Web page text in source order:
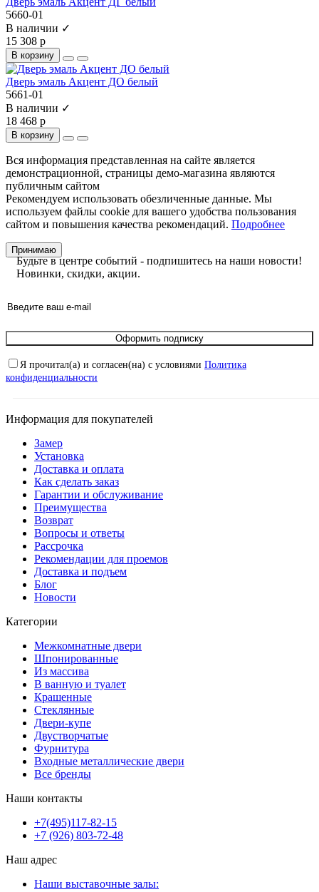
5660-01
В наличии ✓
15 308 р
В корзину
Дверь эмаль Акцент ДО белый
5661-01
В наличии ✓
18 468 р
В корзину
Вся информация представленная на сайте является
демонстрационной, страницы демо-магазина являются
публичным сайтом
Рекомендуем использовать обезличенные данные. Мы
используем файлы cookie для вашего удобства пользования
сайтом и повышения качества рекомендаций. Подробнее
Принимаю
Будьте в центре событий - подпишитесь на наши новости!
Новинки, скидки, акции.
Оформить подписку
Я прочитал(а) и согласен(на) с условиями Политика
конфиденциальности
Информация для покупателей
Замер
Установка
Доставка и оплата
Как сделать заказ
Гарантии и обслуживание
Преимущества
Возврат
Вопросы и ответы
Рассрочка
Рекомендации для проемов
Доставка и подъем
Блог
Новости
Категории
Межкомнатные двери
Шпонированные
Из массива
В ванную и туалет
Крашенные
Стеклянные
Двери-купе
Двустворчатые
Фурнитура
Входные металлические двери
Все бренды
Наши контакты
+7(495)117-82-15
+7 (926) 803-72-48
Наш адрес
Наши выставочные залы: